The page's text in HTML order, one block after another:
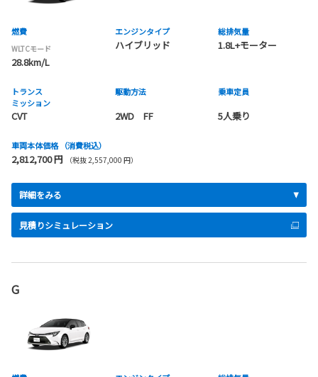
燃費
WLTCモード
28.8km/L
エンジンタイプ
ハイブリッド
総排気量
1.8L+モーター
トランス
ミッション
CVT
駆動方法
2WD FF
乗車定員
5人乗り
車両本体価格 （消費税込）
2,812,700 円 （税抜 2,557,000 円）
詳細をみる
見積りシミュレーション
G